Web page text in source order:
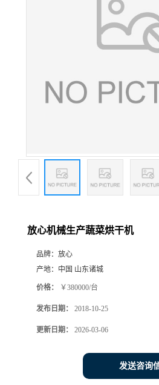
放心机械生产蔬菜烘干机
品牌： 放心
产地： 中国 山东诸城
价格： ￥380000/台
发布日期： 2018-10-25
更新日期： 2026-03-06
发送咨询